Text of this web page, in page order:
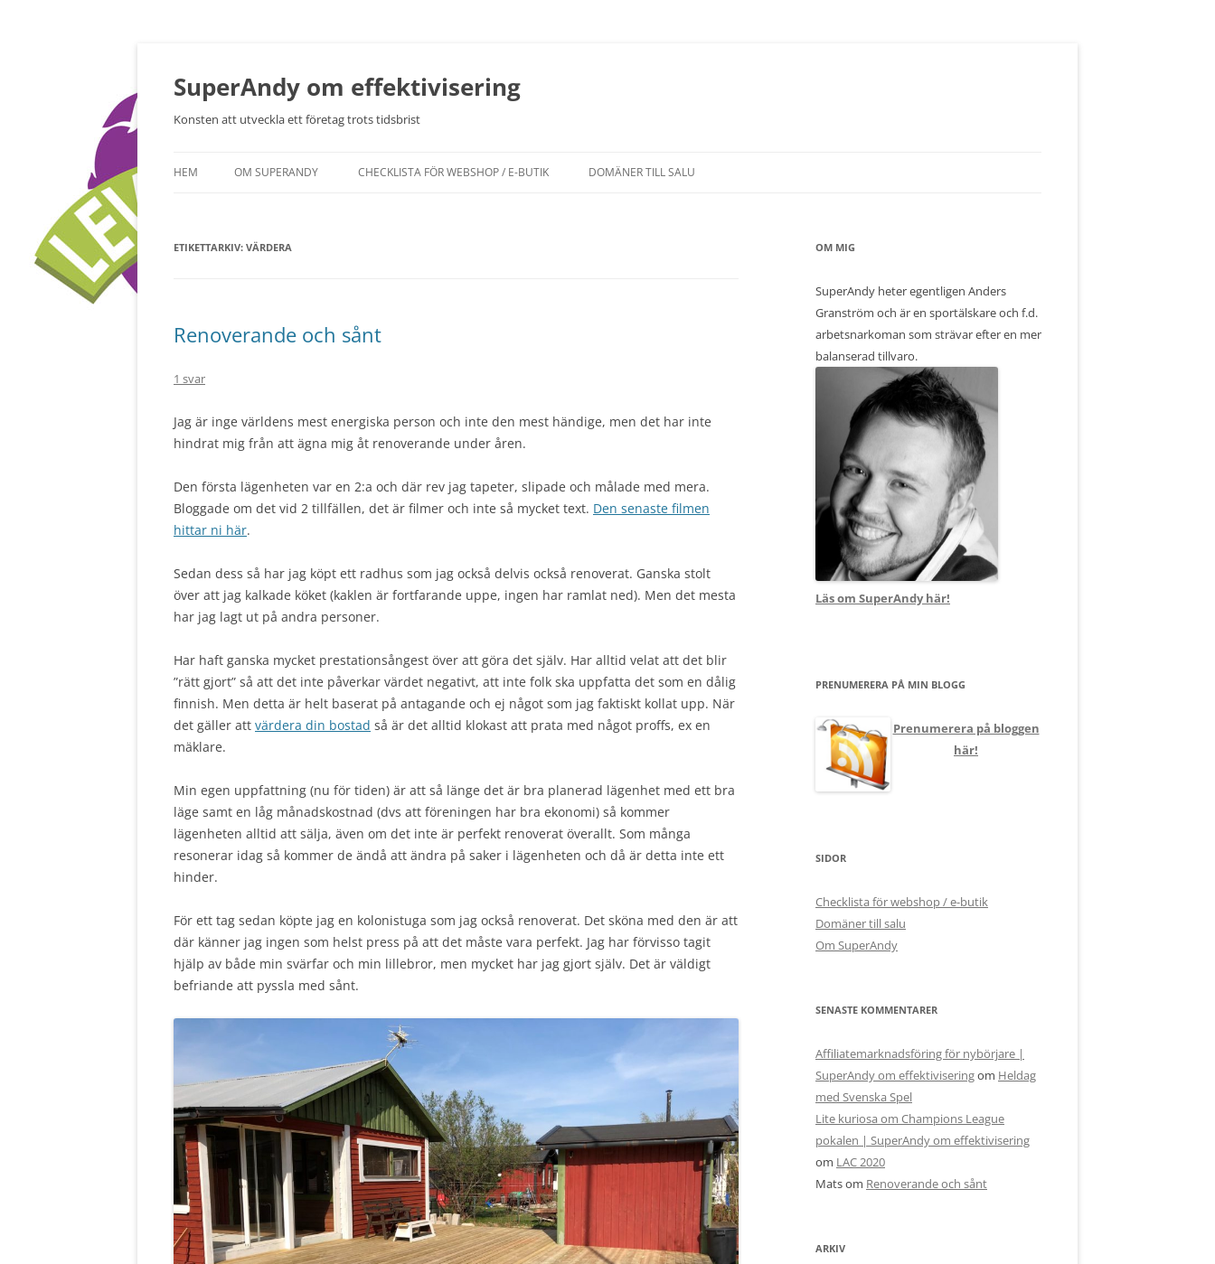
SuperAndy om effektivisering
Konsten att utveckla ett företag trots tidsbrist
HEM OM SUPERANDY CHECKLISTA FÖR WEBSHOP / E-BUTIK DOMÄNER TILL SALU
ETIKETTARKIV: VÄRDERA
Renoverande och sånt
1 svar
Jag är inge världens mest energiska person och inte den mest händige, men det har inte
hindrat mig från att ägna mig åt renoverande under åren.
Den första lägenheten var en 2:a och där rev jag tapeter, slipade och målade med mera.
Bloggade om det vid 2 tillfällen, det är filmer och inte så mycket text. Den senaste filmen
hittar ni här.
Sedan dess så har jag köpt ett radhus som jag också delvis också renoverat. Ganska stolt
över att jag kalkade köket (kaklen är fortfarande uppe, ingen har ramlat ned). Men det mesta
har jag lagt ut på andra personer.
Har haft ganska mycket prestationsångest över att göra det själv. Har alltid velat att det blir
”rätt gjort” så att det inte påverkar värdet negativt, att inte folk ska uppfatta det som en dålig
finnish. Men detta är helt baserat på antagande och ej något som jag faktiskt kollat upp. När
det gäller att värdera din bostad så är det alltid klokast att prata med något proffs, ex en
mäklare.
Min egen uppfattning (nu för tiden) är att så länge det är bra planerad lägenhet med ett bra
läge samt en låg månadskostnad (dvs att föreningen har bra ekonomi) så kommer
lägenheten alltid att sälja, även om det inte är perfekt renoverat överallt. Som många
resonerar idag så kommer de ändå att ändra på saker i lägenheten och då är detta inte ett
hinder.
För ett tag sedan köpte jag en kolonistuga som jag också renoverat. Det sköna med den är att
där känner jag ingen som helst press på att det måste vara perfekt. Jag har förvisso tagit
hjälp av både min svärfar och min lillebror, men mycket har jag gjort själv. Det är väldigt
befriande att pyssla med sånt.
OM MIG
SuperAndy heter egentligen Anders
Granström och är en sportälskare och f.d.
arbetsnarkoman som strävar efter en mer
balanserad tillvaro.
Läs om SuperAndy här!
PRENUMERERA PÅ MIN BLOGG
Prenumerera på bloggen
här!
SIDOR
Checklista för webshop / e-butik
Domäner till salu
Om SuperAndy
SENASTE KOMMENTARER
Affiliatemarknadsföring för nybörjare |
SuperAndy om effektiviseringom Heldag
med Svenska Spel
Lite kuriosa om Champions League
pokalen | SuperAndy om effektivisering
om LAC 2020
Matsom Renoverande och sånt
ARKIV